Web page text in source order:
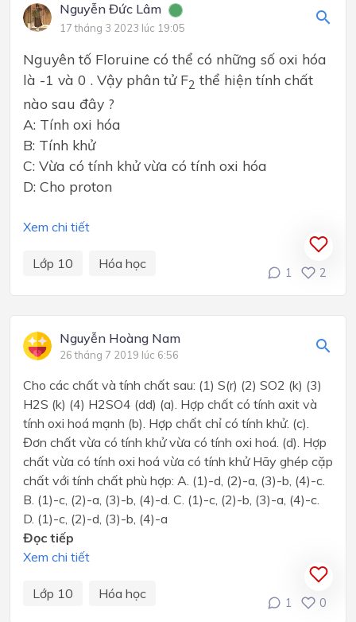
Nguyễn Đức Lâm
17 tháng 3 2023 lúc 19:05
Nguyên tố Floruine có thể có những số oxi hóa
là -1 và 0 . Vậy phân tử F2 thể hiện tính chất
nào sau đây ?
A: Tính oxi hóa
B: Tính khử
C: Vừa có tính khử vừa có tính oxi hóa
D: Cho proton
Xem chi tiết
Lớp 10 Hóa học
1 2
Nguyễn Hoàng Nam
26 tháng 7 2019 lúc 6:56
Cho các chất và tính chất sau: (1) S(r) (2) SO2 (k) (3)
H2S (k) (4) H2SO4 (dd) (a). Hợp chất có tính axit và
tính oxi hoá mạnh (b). Hợp chất chỉ có tính khử. (c).
Đơn chất vừa có tính khử vừa có tính oxi hoá. (d). Hợp
chất vừa có tính oxi hoá vừa có tính khử Hãy ghép cặp
chất với tính chất phù hợp: A. (1)-d, (2)-a, (3)-b, (4)-c.
B. (1)-c, (2)-a, (3)-b, (4)-d. C. (1)-c, (2)-b, (3)-a, (4)-c.
D. (1)-c, (2)-d, (3)-b, (4)-a
Đọc tiếp
Xem chi tiết
Lớp 10 Hóa học
1 0